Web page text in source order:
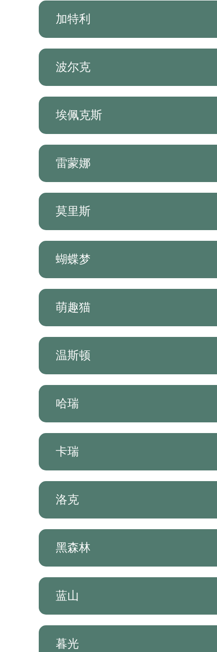
加特利
波尔克
埃佩克斯
雷蒙娜
莫里斯
蝴蝶梦
萌趣猫
温斯顿
哈瑞
卡瑞
洛克
黑森林
蓝山
暮光